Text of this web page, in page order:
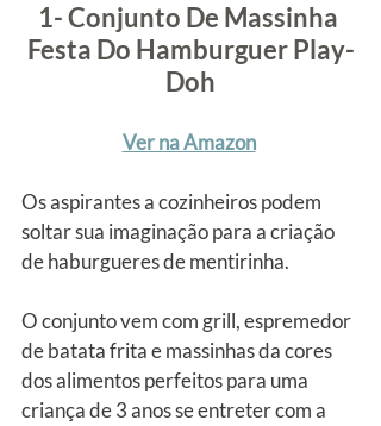
1- Conjunto De Massinha
Festa Do Hamburguer Play-
Doh
Ver na Amazon
Os aspirantes a cozinheiros podem
soltar sua imaginação para a criação
de haburgueres de mentirinha.
O conjunto vem com grill, espremedor
de batata frita e massinhas da cores
dos alimentos perfeitos para uma
criança de 3 anos se entreter com a